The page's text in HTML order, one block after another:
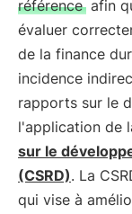
référence afin
évaluer
de la finance
incidence
rapports sur le
l'application de
sur le
(CSRD). La
qui vise à